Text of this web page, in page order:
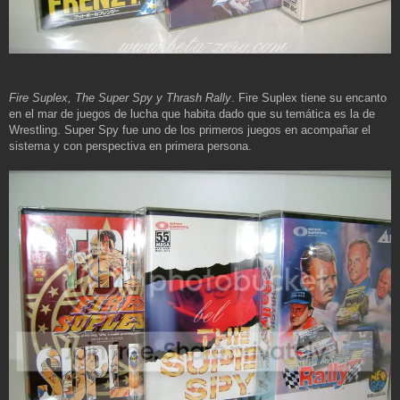
Fire Suplex, The Super Spy y Thrash Rally . Fire Suplex tiene su encanto
en el mar de juegos de lucha que habita dado que su temática es la de
Wrestling. Super Spy fue uno de los primeros juegos en acompañar el
sistema y con perspectiva en primera persona.